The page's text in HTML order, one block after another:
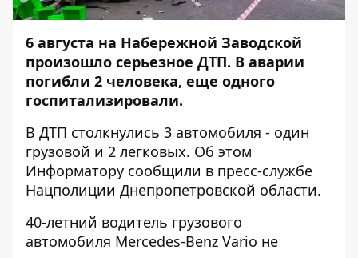
6 августа на Набережной Заводской
произошло серьезное ДТП. В аварии
погибли 2 человека, еще одного
госпитализировали.
В ДТП столкнулись 3 автомобиля - один
грузовой и 2 легковых. Об этом
Информатору сообщили в пресс-службе
Нацполиции Днепропетровской области.
40-летний водитель грузового
автомобиля Mercedes-Benz Vario не